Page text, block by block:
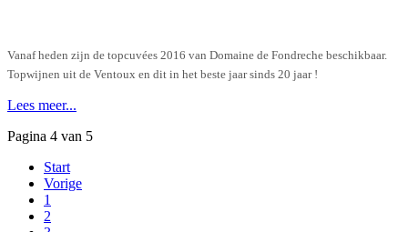
Vanaf heden zijn de topcuvées 2016 van Domaine de Fondreche beschikbaar.
Topwijnen uit de Ventoux en dit in het beste jaar sinds 20 jaar !
Lees meer...
Pagina 4 van 5
Start
Vorige
1
2